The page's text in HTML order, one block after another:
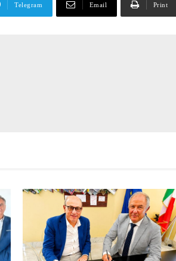
Telegram Email Print